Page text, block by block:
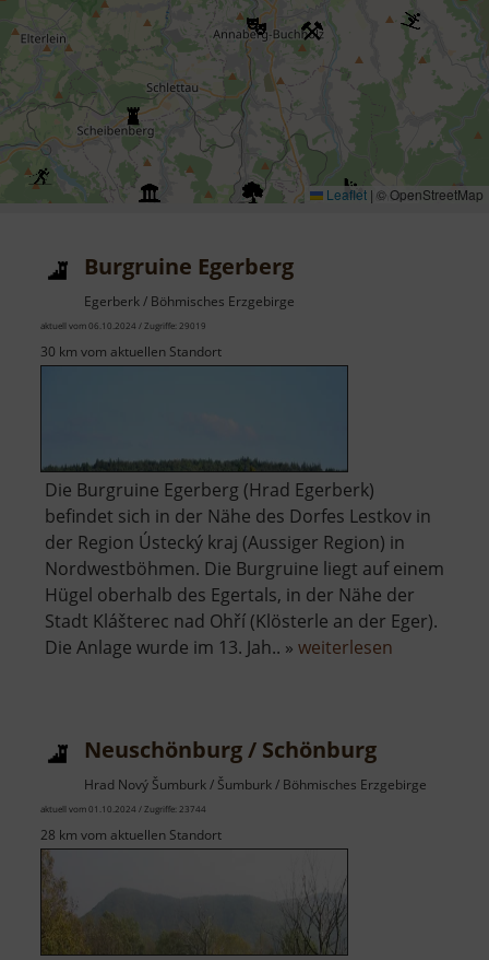
Leaflet | © OpenStreetMap
Burgruine Egerberg
Egerberk / Böhmisches Erzgebirge
aktuell vom 06.10.2024 / Zugriffe: 29019
30 km vom aktuellen Standort
Die Burgruine Egerberg (Hrad Egerberk)
befindet sich in der Nähe des Dorfes Lestkov in
der Region Ústecký kraj (Aussiger Region) in
Nordwestböhmen. Die Burgruine liegt auf einem
Hügel oberhalb des Egertals, in der Nähe der
Stadt Klášterec nad Ohří (Klösterle an der Eger).
Die Anlage wurde im 13. Jah.. » weiterlesen
Neuschönburg / Schönburg
Hrad Nový Šumburk / Šumburk / Böhmisches Erzgebirge
aktuell vom 01.10.2024 / Zugriffe: 23744
28 km vom aktuellen Standort